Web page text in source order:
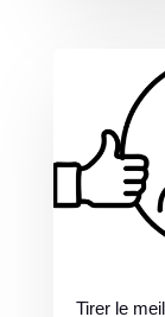
Tirer le